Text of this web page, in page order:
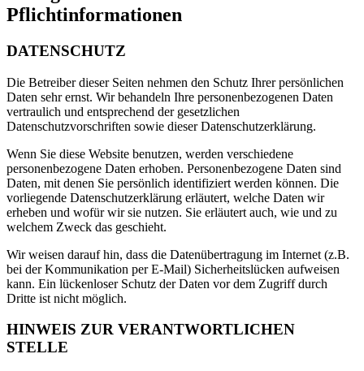
Pflichtinformationen
DATENSCHUTZ
Die Betreiber dieser Seiten nehmen den Schutz Ihrer persönlichen
Daten sehr ernst. Wir behandeln Ihre personenbezogenen Daten
vertraulich und entsprechend der gesetzlichen
Datenschutzvorschriften sowie dieser Datenschutzerklärung.
Wenn Sie diese Website benutzen, werden verschiedene
personenbezogene Daten erhoben. Personenbezogene Daten sind
Daten, mit denen Sie persönlich identifiziert werden können. Die
vorliegende Datenschutzerklärung erläutert, welche Daten wir
erheben und wofür wir sie nutzen. Sie erläutert auch, wie und zu
welchem Zweck das geschieht.
Wir weisen darauf hin, dass die Datenübertragung im Internet (z.B.
bei der Kommunikation per E-Mail) Sicherheitslücken aufweisen
kann. Ein lückenloser Schutz der Daten vor dem Zugriff durch
Dritte ist nicht möglich.
HINWEIS ZUR VERANTWORTLICHEN
STELLE